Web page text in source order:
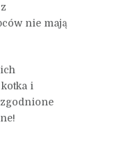
nie mają
i